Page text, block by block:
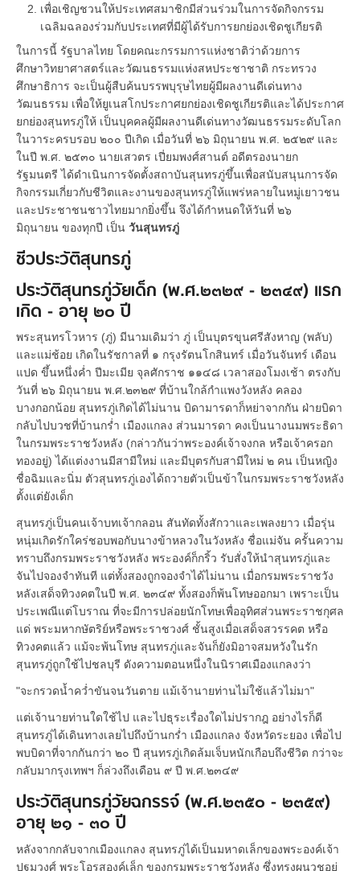
เพื่อเชิญชวนให้ประเทศสมาชิกมีส่วนร่วมในการจัดกิจกรรม
เฉลิมฉลองร่วมกับประเทศที่มีผู้ได้รับการยกย่องเชิดชูเกียรติ
ในการนี้ รัฐบาลไทย โดยคณะกรรมการแห่งชาติว่าด้วยการ
ศึกษาวิทยาศาสตร์และวัฒนธรรมแห่งสหประชาชาติ กระทรวง
ศึกษาธิการ จะเป็นผู้สืบค้นบรรพบุรุษไทยผู้มีผลงานดีเด่นทาง
วัฒนธรรม เพื่อให้ยูเนสโกประกาศยกย่องเชิดชูเกียรติและได้ประกาศ
ยกย่องสุนทรภู่ให้ เป็นบุคคลผู้มีผลงานดีเด่นทางวัฒนธรรมระดับโลก
ในวาระครบรอบ ๒๐๐ ปีเกิด เมื่อวันที่ ๒๖ มิถุนายน พ.ศ. ๒๕๒๙ และ
ในปี พ.ศ. ๒๕๓๐ นายเสวตร เปี่ยมพงศ์สานต์ อดีตรองนายก
รัฐมนตรี ได้ดำเนินการจัดตั้งสถาบันสุนทรภู่ขึ้นเพื่อสนับสนุนการจัด
กิจกรรมเกี่ยวกับชีวิตและงานของสุนทรภู่ให้แพร่หลายในหมู่เยาวชน
และประชาชนชาวไทยมากยิ่งขึ้น จึงได้กำหนดให้วันที่ ๒๖
มิถุนายน ของทุกปี เป็น วันสุนทรภู่
ชีวประวัติสุนทรภู่
ประวัติสุนทรภู่วัยเด็ก (พ.ศ.๒๓๒๙ - ๒๓๔๙) แรก
เกิด - อายุ ๒๐ ปี
พระสุนทรโวหาร (ภู่) มีนามเดิมว่า ภู่ เป็นบุตรขุนศรีสังหาญ (พลับ)
และแม่ช้อย เกิดในรัชกาลที่ ๑ กรุงรัตนโกสินทร์ เมื่อวันจันทร์ เดือน
แปด ขึ้นหนึ่งค่ำ ปีมะเมีย จุลศักราช ๑๑๔๘ เวลาสองโมงเช้า ตรงกับ
วันที่ ๒๖ มิถุนายน พ.ศ.๒๓๒๙ ที่บ้านใกล้กำแพงวังหลัง คลอง
บางกอกน้อย สุนทรภู่เกิดได้ไม่นาน บิดามารดาก็หย่าจากกัน ฝ่ายบิดา
กลับไปบวชที่บ้านกร่ำ เมืองแกลง ส่วนมารดา คงเป็นนางนมพระธิดา
ในกรมพระราชวังหลัง (กล่าวกันว่าพระองค์เจ้าจงกล หรือเจ้าครอก
ทองอยู่) ได้แต่งงานมีสามีใหม่ และมีบุตรกับสามีใหม่ ๒ คน เป็นหญิง
ชื่อฉิมและนิ่ม ตัวสุนทรภู่เองได้ถวายตัวเป็นข้าในกรมพระราชวังหลัง
ตั้งแต่ยังเด็ก
สุนทรภู่เป็นคนเจ้าบทเจ้ากลอน สันทัดทั้งสักวาและเพลงยาว เมื่อรุ่น
หนุ่มเกิดรักใคร่ชอบพอกับนางข้าหลวงในวังหลัง ชื่อแม่จัน ครั้นความ
ทราบถึงกรมพระราชวังหลัง พระองค์ก็กริ้ว รับสั่งให้นำสุนทรภู่และ
จันไปจองจำทันที แต่ทั้งสองถูกจองจำได้ไม่นาน เมื่อกรมพระราชวัง
หลังเสด็จทิวงคตในปี พ.ศ. ๒๓๔๙ ทั้งสองก็พ้นโทษออกมา เพราะเป็น
ประเพณีแต่โบราณ ที่จะมีการปล่อยนักโทษเพื่ออุทิศส่วนพระราชกุศล
แด่ พระมหากษัตริย์หรือพระราชวงศ์ ชั้นสูงเมื่อเสด็จสวรรคต หรือ
ทิวงคตแล้ว แม้จะพ้นโทษ สุนทรภู่และจันก็ยังมิอาจสมหวังในรัก
สุนทรภู่ถูกใช้ไปชลบุรี ดังความตอนหนึ่งในนิราศเมืองแกลงว่า
"จะกรวดน้ำคว่ำขันจนวันตาย แม้เจ้านายท่านไม่ใช้แล้วไม่มา"
แต่เจ้านายท่านใดใช้ไป และไปธุระเรื่องใดไม่ปรากฎ อย่างไรก็ดี
สุนทรภู่ได้เดินทางเลยไปถึงบ้านกร่ำ เมืองแกลง จังหวัดระยอง เพื่อไป
พบบิดาที่จากกันกว่า ๒๐ ปี สุนทรภู่เกิดล้มเจ็บหนักเกือบถึงชีวิต กว่าจะ
กลับมากรุงเทพฯ ก็ล่วงถึงเดือน ๙ ปี พ.ศ.๒๓๔๙
ประวัติสุนทรภู่วัยฉกรรจ์ (พ.ศ.๒๓๕๐ - ๒๓๕๙)
อายุ ๒๑ - ๓๐ ปี
หลังจากกลับจากเมืองแกลง สุนทรภู่ได้เป็นมหาดเล็กของพระองค์เจ้า
ปฐมวงศ์ พระโอรสองค์เล็ก ของกรมพระราชวังหลัง ซึ่งทรงผนวชอยู่